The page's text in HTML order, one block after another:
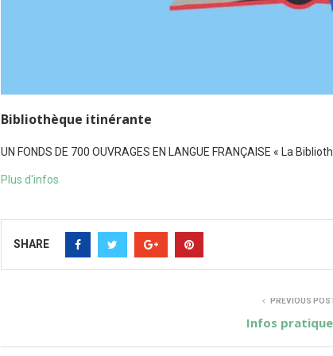
Bibliothèque itinérante
UN FONDS DE 700 OUVRAGES EN LANGUE FRANÇAISE « La
Plus d'infos
SHARE
PREVIOUS
Infos